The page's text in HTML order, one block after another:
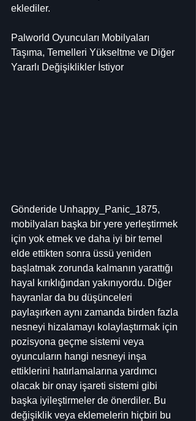
eklediler.
Palworld Oyuncuları Mobilyaları
Taşıma, Temelleri Yükseltme ve Diğer
Yararlı Değişiklikler İstiyor
Gönderide Unhappy_Panic_1875,
mobilyaları başka bir yere yerleştirmek
için yok etmek ve daha iyi bir temel
elde ettikten sonra üssü yeniden
başlatmak zorunda kalmanın yarattığı
hayal kırıklığından yakınıyordu. Diğer
hayranlar da bu düşünceleri
paylaşırken aynı zamanda birden fazla
nesneyi hizalamayı kolaylaştırmak için
pozisyona geçme sistemi veya
oyuncuların hangi nesneyi inşa
ettiklerini hatırlamalarına yardımcı
olacak bir onay işareti sistemi gibi
başka iyileştirmeler de önerdiler. Bu
değişiklik veya eklemelerin hiçbiri bu